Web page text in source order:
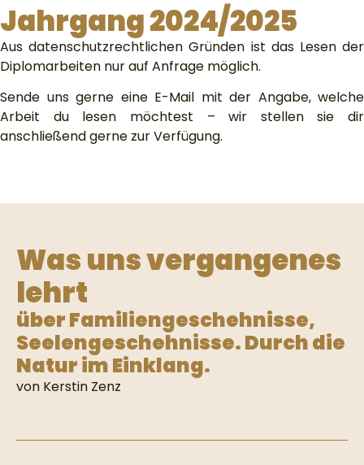
Jahrgang 2024/2025
Aus datenschutzrechtlichen Gründen ist das Lesen der
Diplomarbeiten nur auf Anfrage möglich.
Sende uns gerne eine E-Mail mit der Angabe, welche
Arbeit du lesen möchtest – wir stellen sie dir
anschließend gerne zur Verfügung.
Was uns vergangenes
lehrt
über Familiengeschehnisse,
Seelengeschehnisse. Durch die
Natur im Einklang.
von Kerstin Zenz